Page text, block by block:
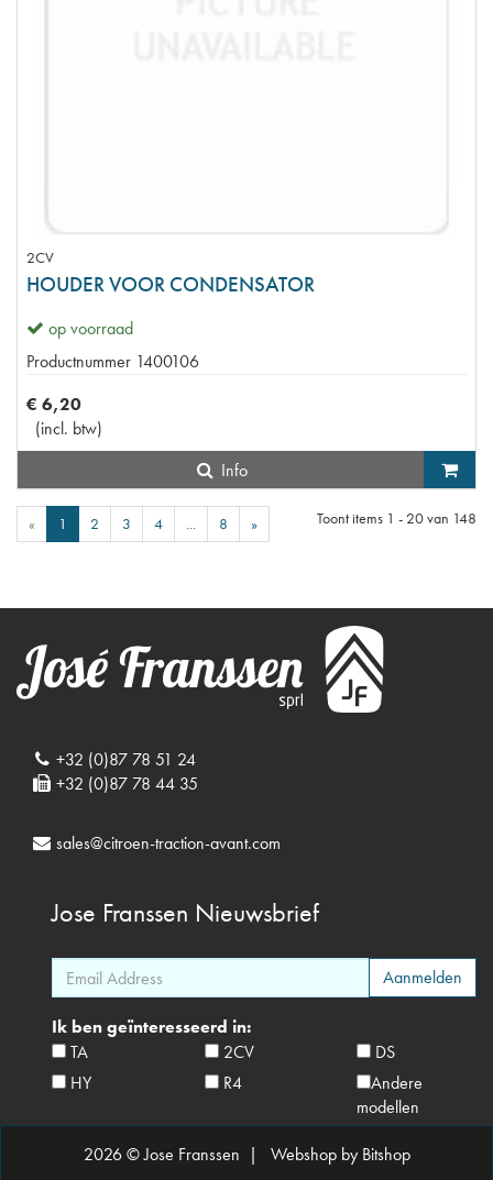
2CV
HOUDER VOOR CONDENSATOR
op voorraad
Productnummer 1400106
€ 6,20
(incl. btw)
Info
Toont items 1 - 20van 148
« 1 2 3 4 ... 8 »
+32 (0)87 78 51 24
+32 (0)87 78 44 35
sales@citroen-traction-avant.com
Jose Franssen Nieuwsbrief
Ik ben geïnteresseerd in:
TA
2CV
DS
HY
R4
Andere
modellen
2026 © Jose Franssen | Webshop by Bitshop